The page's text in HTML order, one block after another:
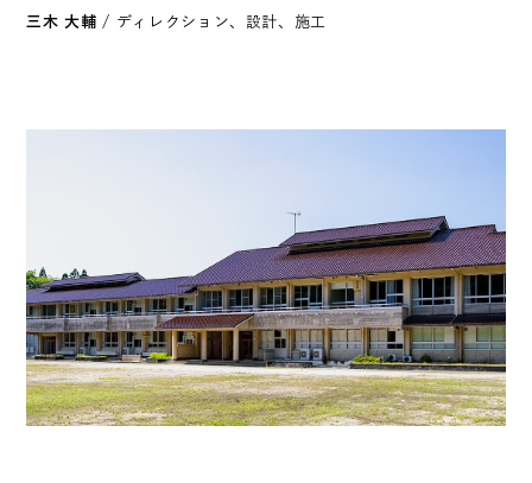
三木 大輔 / ディレクション、設計、施工